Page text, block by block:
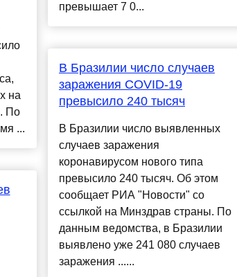
на
По
...
превышает 7 0...
В Бразилии число случаев
заражения COVID-19
превысило 240 тысяч
В Бразилии число выявленных
случаев заражения
коронавирусом нового типа
превысило 240 тысяч. Об этом
сообщает РИА "Новости" со
ссылкой на Минздрав страны. По
данным ведомства, в Бразилии
выявлено уже 241 080 случаев
заражения ......